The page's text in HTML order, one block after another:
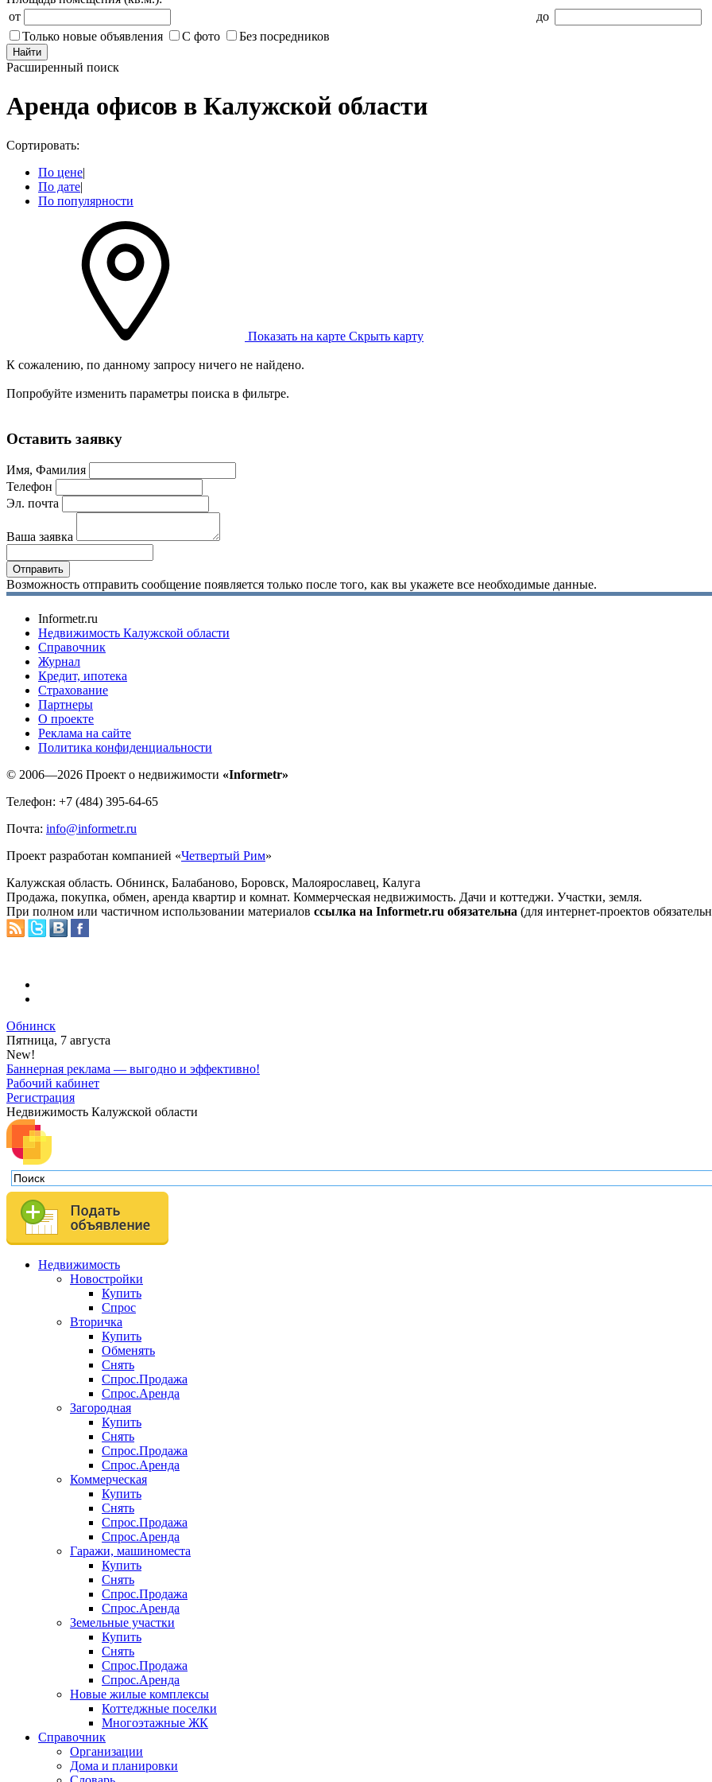
от
до
Только новые объявления
С фото Без посредников
Найти
Расширенный поиск
Аренда офисов в Калужской области
Сортировать:
По цене|
По дате|
По популярности
Показать на карте Скрыть карту
К сожалению, по данному запросу ничего не найдено.
Попробуйте изменить параметры поиска в фильтре.
Оставить заявку
Имя, Фамилия
Телефон
Эл. почта
Ваша заявка
Возможность отправить сообщение появляется только после того, как вы укажете все необходимые данные.
Informetr.ru
Недвижимость Калужской области
Справочник
Журнал
Кредит, ипотека
Страхование
Партнеры
O проекте
Реклама на сайте
Политика конфиденциальности
© 2006—2026 Проект о недвижимости «Informetr»
Телефон: +7 (484) 395-64-65
Почта: info@informetr.ru
Проект разработан компанией «Четвертый Рим»
Калужская область. Обнинск, Балабаново, Боровск, Малоярославец, Калуга
Продажа, покупка, обмен, аренда квартир и комнат. Коммерческая недвижимость. Дачи и коттеджи. Участки, земля.
При полном или частичном использовании материалов ссылка на Informetr.ru обязательна (для интернет-проектов
Обнинск
Пятница, 7 августа
New!
Баннерная реклама — выгодно и эффективно!
Рабочий кабинет
Регистрация
Недвижимость Калужской области
Недвижимость
Новостройки
Купить
Спрос
Вторичка
Купить
Обменять
Снять
Спрос.Продажа
Спрос.Аренда
Загородная
Купить
Снять
Спрос.Продажа
Спрос.Аренда
Коммерческая
Купить
Снять
Спрос.Продажа
Спрос.Аренда
Гаражи, машиноместа
Купить
Снять
Спрос.Продажа
Спрос.Аренда
Земельные участки
Купить
Снять
Спрос.Продажа
Спрос.Аренда
Новые жилые комплексы
Коттеджные поселки
Многоэтажные ЖК
Справочник
Организации
Дома и планировки